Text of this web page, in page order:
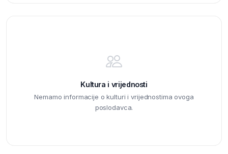
Kultura i vrijednosti
Nemamo informacije o kulturi i vrijednostima ovoga
poslodavca.